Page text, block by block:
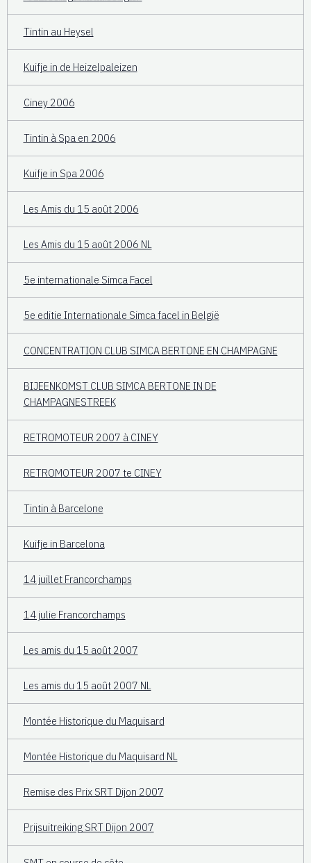
Tintin au Heysel
Kuifje in de Heizelpaleizen
Ciney 2006
Tintin à Spa en 2006
Kuifje in Spa 2006
Les Amis du 15 août 2006
Les Amis du 15 août 2006 NL
5e internationale Simca Facel
5e editie Internationale Simca facel in België
CONCENTRATION CLUB SIMCA BERTONE EN CHAMPAGNE
BIJEENKOMST CLUB SIMCA BERTONE IN DE
CHAMPAGNESTREEK
RETROMOTEUR 2007 à CINEY
RETROMOTEUR 2007 te CINEY
Tintin à Barcelone
Kuifje in Barcelona
14 juillet Francorchamps
14 julie Francorchamps
Les amis du 15 août 2007
Les amis du 15 août 2007 NL
Montée Historique du Maquisard
Montée Historique du Maquisard NL
Remise des Prix SRT Dijon 2007
Prijsuitreiking SRT Dijon 2007